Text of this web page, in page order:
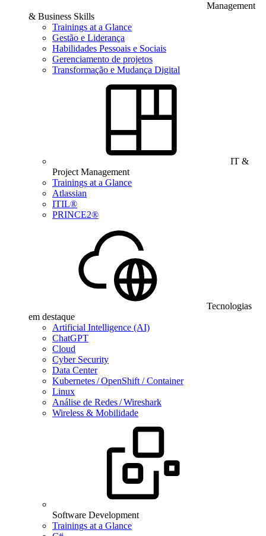
Management
& Business Skills
Trainings at a Glance
Gestão e Liderança
Habilidades Pessoais e Sociais
Gerenciamento de projetos
Transformação e Mudança Digital
IT &
Project Management
Trainings at a Glance
Atlassian
ITIL®
PRINCE2®
Tecnologias
em destaque
Artificial Intelligence (AI)
ChatGPT
Cloud
Cyber Security
Data Center
Kubernetes / OpenShift / Container
Linux
Análise de Redes / Wireshark
Wireless & Mobilidade
Software Development
Trainings at a Glance